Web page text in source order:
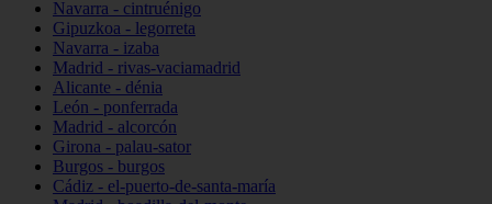
Navarra - cintruénigo
Gipuzkoa - legorreta
Navarra - izaba
Madrid - rivas-vaciamadrid
Alicante - dénia
León - ponferrada
Madrid - alcorcón
Girona - palau-sator
Burgos - burgos
Cádiz - el-puerto-de-santa-maría